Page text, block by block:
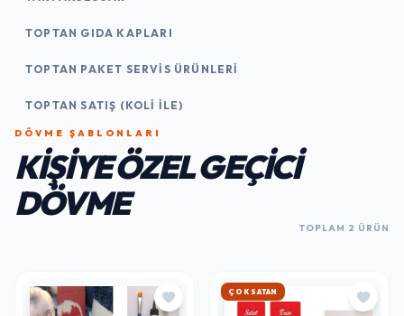
TOPTAN GIDA KAPLARI
TOPTAN PAKET SERVIS ÜRÜNLERI
TOPTAN SATIŞ (KOLI İLE)
DÖVME ŞABLONLARI
KIŞIYE ÖZEL GEÇICI
DÖVME
TOPLAM 2 ÜRÜN
ÇOK SATAN